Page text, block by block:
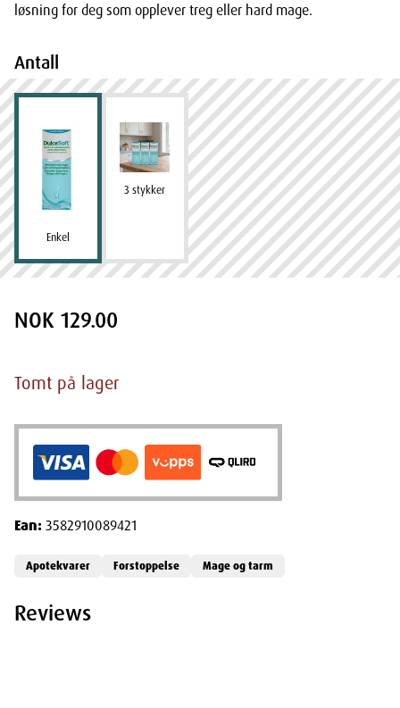
løsning for deg som opplever treg eller hard mage.
Antall
Enkel
3 stykker
NOK 129.00
Tomt på lager
Ean:3582910089421
Apotekvarer Forstoppelse Mage og tarm
Reviews